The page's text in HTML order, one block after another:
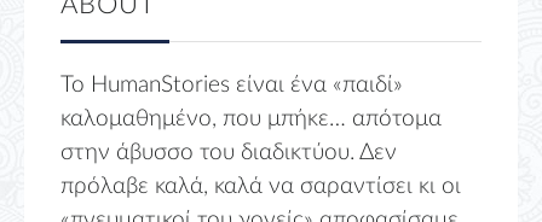
ABOUT
Το HumanStories είναι ένα «παιδί»
καλομαθημένο, που μπήκε… απότομα
στην άβυσσο του διαδικτύου. Δεν
πρόλαβε καλά, καλά να σαραντίσει κι οι